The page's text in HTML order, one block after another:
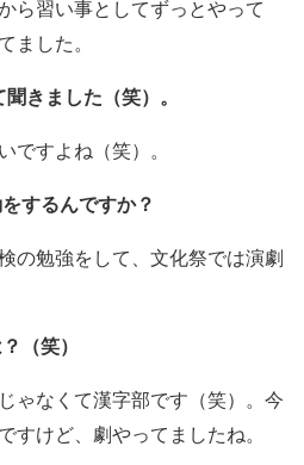
ら習い事としてずっとやって
ました。
きました（笑）。
ですよね（笑）。
するんですか？
の勉強をして、文化祭では演劇
（笑）
ゃなくて漢字部です（笑）。今
すけど、劇やってましたね。